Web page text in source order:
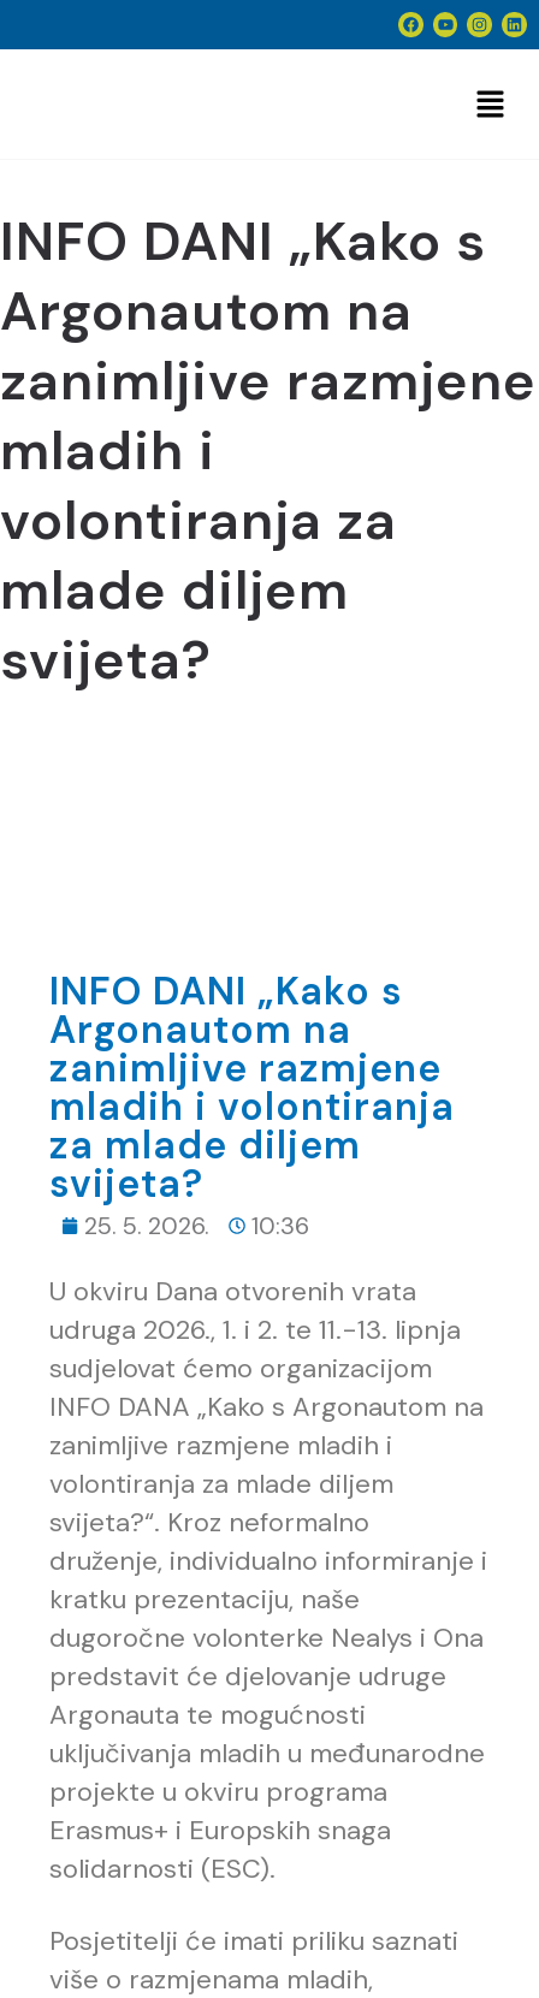
INFO DANI „Kako s
Argonautom na
zanimljive razmjene
mladih i
volontiranja za
mlade diljem
svijeta?
INFO DANI „Kako s
Argonautom na
zanimljive razmjene
mladih i volontiranja
za mlade diljem
svijeta?
25. 5. 2026. 10:36
U okviru Dana otvorenih vrata
udruga 2026., 1. i 2. te 11.-13. lipnja
sudjelovat ćemo organizacijom
INFO DANA „Kako s Argonautom na
zanimljive razmjene mladih i
volontiranja za mlade diljem
svijeta?“. Kroz neformalno
druženje, individualno informiranje i
kratku prezentaciju, naše
dugoročne volonterke Nealys i Ona
predstavit će djelovanje udruge
Argonauta te mogućnosti
uključivanja mladih u međunarodne
projekte u okviru programa
Erasmus+ i Europskih snaga
solidarnosti (ESC).
Posjetitelji će imati priliku saznati
više o razmjenama mladih,